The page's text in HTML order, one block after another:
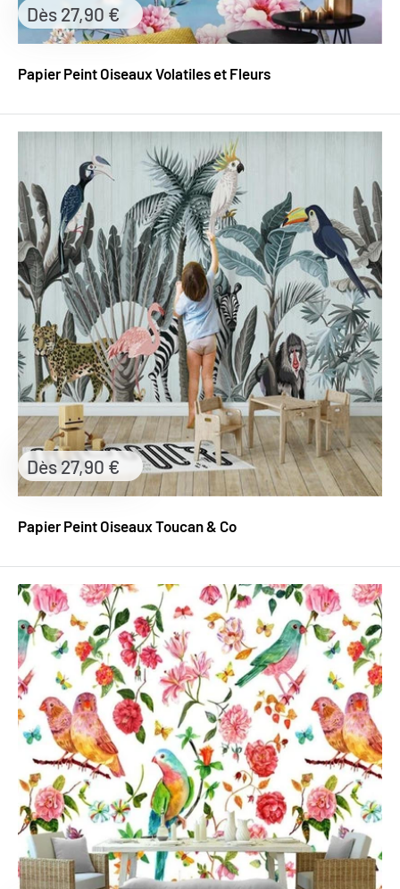
Papier Peint Oiseaux Volatiles et Fleurs
Prix
réduit
Dès 27,90 €
Papier Peint Oiseaux Toucan & Co
Prix
réduit
Dès 27,90 €